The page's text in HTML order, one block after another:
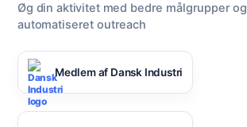
Øg din aktivitet med bedre målgrupper og
automatiseret outreach
Medlem af Dansk Industri